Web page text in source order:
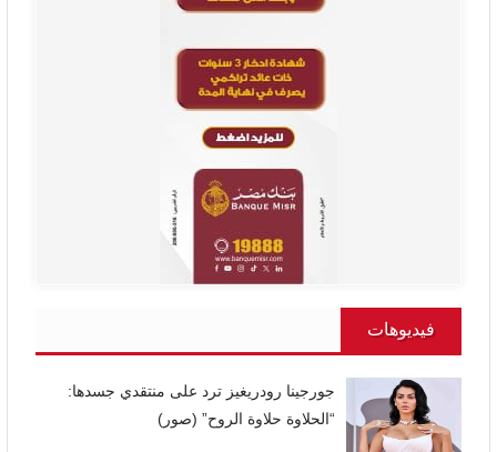
فيديوهات
جورجينا رودريغيز ترد على منتقدي جسدها:
“الحلاوة حلاوة الروح” (صور)